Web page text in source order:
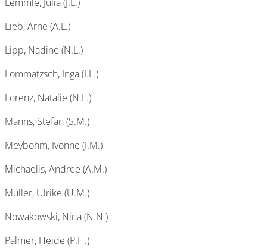
Lieb, Arne (A.L.)
Lipp, Nadine (N.L.)
Lommatzsch, Inga (I.L.)
Lorenz, Natalie (N.L.)
Manns, Stefan (S.M.)
Meybohm, Ivonne (I.M.)
Michaelis, Andree (A.M.)
Müller, Ulrike (U.M.)
Nowakowski, Nina (N.N.)
Palmer, Heide (P.H.)